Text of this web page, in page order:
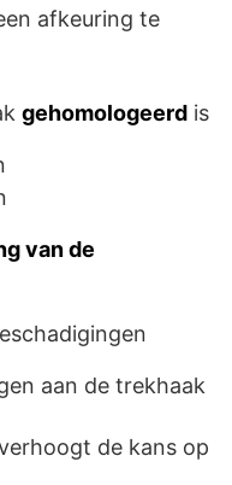
afkeuring te
gehomologeerd is
van de
aan de trekhaak
de kans op